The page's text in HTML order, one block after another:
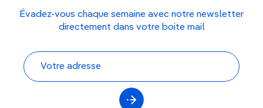
Évadez-vous chaque semaine avec notre newsletter
directement dans votre boite mail